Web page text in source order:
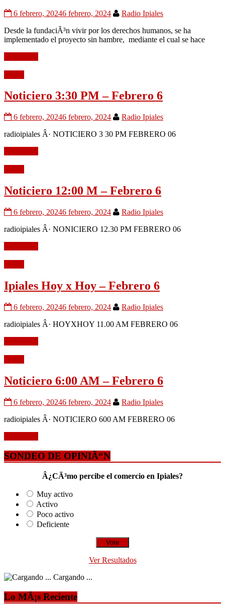
6 febrero, 20246 febrero, 2024
Radio Ipiales
Desde la fundaciÃ³n vivir por los derechos humanos, se ha
implementado el proyecto sin hambre, mediante el cual se hace
Noticiero 3:30 PM – Febrero 6
6 febrero, 20246 febrero, 2024
Radio Ipiales
radioipiales Â· NOTICIERO 3 30 PM FEBRERO 06
Noticiero 12:00 M – Febrero 6
6 febrero, 20246 febrero, 2024
Radio Ipiales
radioipiales Â· NONICIERO 12.30 PM FEBRERO 06
Ipiales Hoy x Hoy – Febrero 6
6 febrero, 20246 febrero, 2024
Radio Ipiales
radioipiales Â· HOYXHOY 11.00 AM FEBRERO 06
Noticiero 6:00 AM – Febrero 6
6 febrero, 20246 febrero, 2024
Radio Ipiales
radioipiales Â· NOTICIERO 600 AM FEBRERO 06
SONDEO DE OPINIÃ“N
Â¿CÃ³mo percibe el comercio en Ipiales?
Muy activo
Activo
Poco activo
Deficiente
Ver Resultados
Cargando ...
Lo MÃ¡s Reciente